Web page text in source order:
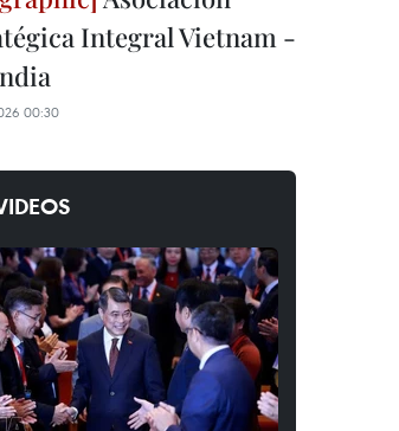
Integral Vietnam -
00:30